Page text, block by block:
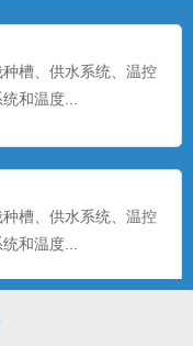
槽、供水系统、温控
和温度...
槽、供水系统、温控
和温度...